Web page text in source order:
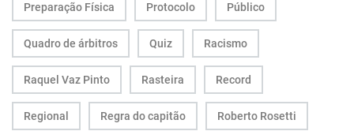
Preparação Física Protocolo Público
Quadro de árbitros Quiz Racismo
Raquel Vaz Pinto Rasteira Record
Regional Regra do capitão Roberto Rosetti